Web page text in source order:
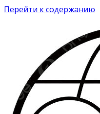
Перейти к содержанию